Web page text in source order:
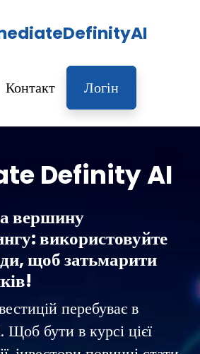
Контакт Логін
Definity AI
вершину
використовуйте
щоб затьмарити
перебуває в
Щоб бути в курсі цієї